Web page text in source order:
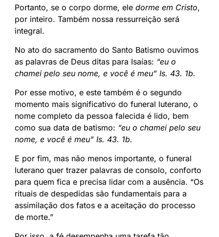
Portanto, se o corpo dorme, ele dorme em Cristo,
por inteiro. Também nossa ressurreição será
integral.
No ato do sacramento do Santo Batismo ouvimos
as palavras de Deus ditas para Isaías: “eu o
chamei pelo seu nome, e você é meu” Is. 43. 1b.
Por esse motivo, e este também é o segundo
momento mais significativo do funeral luterano, o
nome completo da pessoa falecida é lido, bem
como sua data de batismo: “eu o chamei pelo seu
nome, e você é meu” Is. 43. 1b.
E por fim, mas não menos importante, o funeral
luterano quer trazer palavras de consolo, conforto
para quem fica e precisa lidar com a ausência. “Os
rituais de despedidas são fundamentais para a
assimilação dos fatos e a aceitação do processo
de morte.”